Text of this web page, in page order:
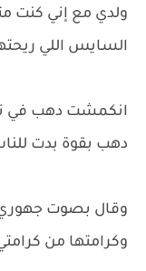
ولدي مع إني كنت
السايس اللي
انكمشت دهب في
دهب بقوة بدت
وقال بصوت جهوري
وكرامتها من